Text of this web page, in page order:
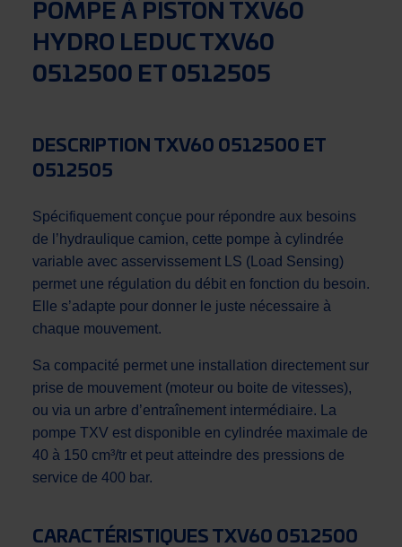
POMPE À PISTON TXV60
HYDRO LEDUC TXV60
0512500 ET 0512505
DESCRIPTION TXV60 0512500 ET
0512505
Spécifiquement conçue pour répondre aux besoins
de l’hydraulique camion, cette pompe à cylindrée
variable avec asservissement LS (Load Sensing)
permet une régulation du débit en fonction du besoin.
Elle s’adapte pour donner le juste nécessaire à
chaque mouvement.
Sa compacité permet une installation directement sur
prise de mouvement (moteur ou boite de vitesses),
ou via un arbre d’entraînement intermédiaire. La
pompe TXV est disponible en cylindrée maximale de
40 à 150 cm³/tr et peut atteindre des pressions de
service de 400 bar.
CARACTÉRISTIQUES TXV60 0512500